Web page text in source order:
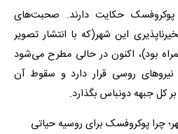
پوکروفسک حکایت دارند. صحبت‌های
این شهر(که با انتشار تصویر
بود)، اکنون در حالی مطرح می‌شود
روسی قرار دارد و سقوط آن
بر کل جبهه دونباس بگذارد.